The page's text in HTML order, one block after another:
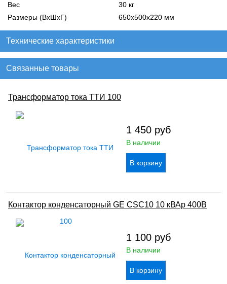
Вес
30 кг
Размеры (ВхШхГ)
650х500х220 мм
Технические характеристики
Связанные товары
Трансформатор тока ТТИ 100
1 450 руб
В наличии
Контактор конденсаторный GE CSC10 10 кВАр 400В
1 100 руб
В наличии